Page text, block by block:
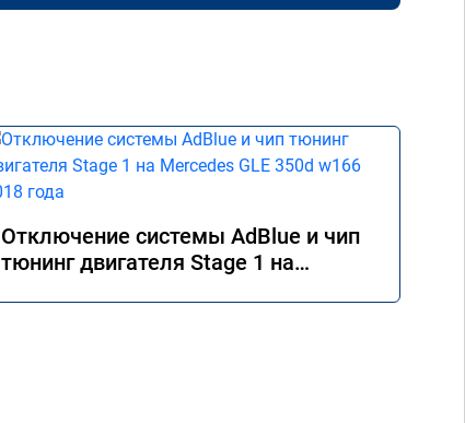
Отключение системы AdBlue и чип
тюнинг двигателя Stage 1 на